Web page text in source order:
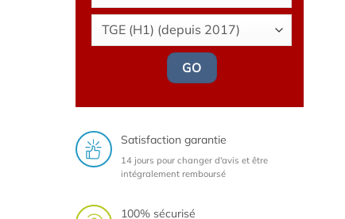
GO
Satisfaction garantie
14 jours pour changer d'avis et être
intégralement remboursé
100% sécurisé